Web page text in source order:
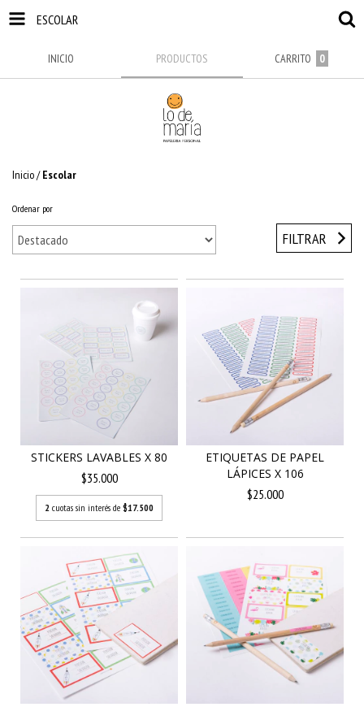
ESCOLAR
INICIO PRODUCTOS CARRITO 0
Inicio/ Escolar
Ordenar por
FILTRAR
STICKERS LAVABLES X 80
$35.000
2 cuotas sin interés de $17.500
ETIQUETAS DE PAPEL
LÁPICES X 106
$25.000